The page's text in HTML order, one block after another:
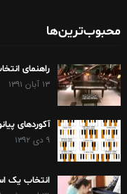
محبوب‌ترین‌ها
راهنمای
۱۳ آبان ۱۳۹۱
آکوردهای
۹ دی ۱۳۹۲
انتخاب یک